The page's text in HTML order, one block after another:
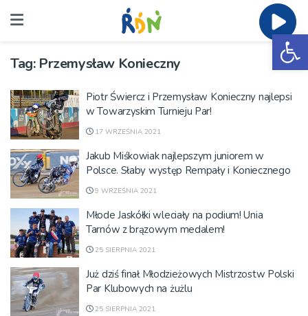
Tag: Przemysław Konieczny
Piotr Świercz i Przemysław Konieczny najlepsi
w Towarzyskim Turnieju Par!
17 WRZEŚNIA 2021
Jakub Miśkowiak najlepszym juniorem w
Polsce. Słaby występ Rempały i Koniecznego
9 WRZEŚNIA 2021
Młode Jaskółki wleciały na podium! Unia
Tarnów z brązowym medalem!
25 SIERPNIA 2021
Już dziś finał Młodzieżowych Mistrzostw Polski
Par Klubowych na żużlu
25 SIERPNIA 2021